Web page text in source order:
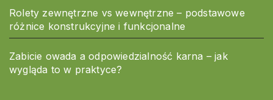
Rolety zewnętrzne vs wewnętrzne – podstawowe
różnice konstrukcyjne i funkcjonalne
Zabicie owada a odpowiedzialność karna – jak
wygląda to w praktyce?